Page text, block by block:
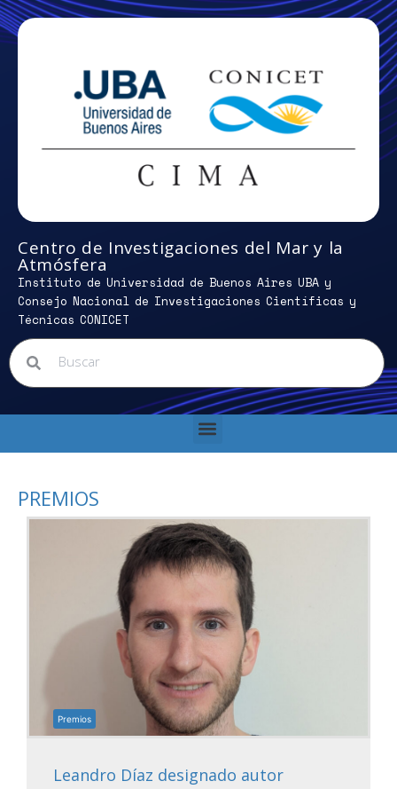
Centro de Investigaciones del Mar y la
Atmósfera
Instituto de Universidad de Buenos Aires UBA y
Consejo Nacional de Investigaciones Científicas y
Técnicas CONICET
PREMIOS
Premios
Leandro Díaz designado autor